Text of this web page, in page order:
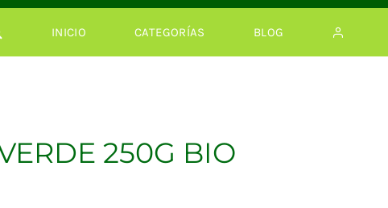
INICIO CATEGORÍAS BLOG
250G BIO